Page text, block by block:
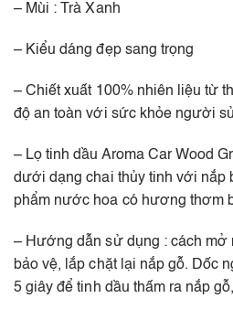
– Mùi : Trà Xanh
– Kiểu dáng đẹp sang trọng
– Chiết xuất 100% nhiên liệu từ
độ an toàn với sức khỏe người
– Lọ tinh dầu Aroma Car Wood
dưới dạng chai thủy tinh với nắp
phẩm nước hoa có hương thơm
– Hướng dẫn sử dụng : cách mở
bảo vệ, lắp chặt lại nắp gỗ. Dốc
5 giây để tinh dầu thấm ra nắp